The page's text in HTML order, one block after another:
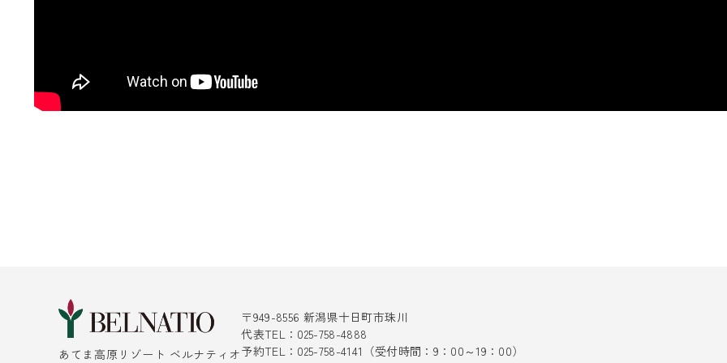
あてま高原リゾート ベルナティオ
〒949-8556 新潟県十日町市珠川
代表TEL：025-758-4888
予約TEL：025-758-4141（受付時間：9：00～19：00）